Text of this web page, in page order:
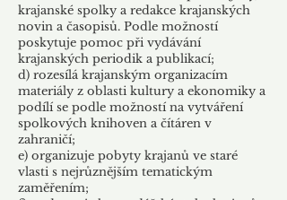
krajanské spolky a redakce krajanských
novin a časopisů. Podle možností
poskytuje pomoc při vydávání
krajanských periodik a publikací;
d) rozesílá krajanským organizacím
materiály z oblasti kultury a ekonomiky a
podílí se podle možností na vytváření
spolkových knihoven a čítáren v
zahraničí;
e) organizuje pobyty krajanů ve staré
vlasti s nejrůznějším tematickým
zaměřením;